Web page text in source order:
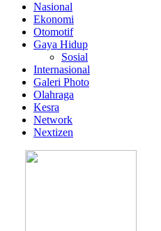
Nasional
Ekonomi
Otomotif
Gaya Hidup
Sosial
Internasional
Galeri Photo
Olahraga
Kesra
Network
Nextizen